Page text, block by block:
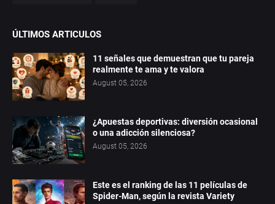
ÚLTIMOS ARTICULOS
11 señales que demuestran que tu pareja
realmente te ama y te valora
August 05, 2026
¿Apuestas deportivas: diversión ocasional
o una adicción silenciosa?
August 05, 2026
Este es el ranking de las 11 películas de
Spider-Man, según la revista Variety